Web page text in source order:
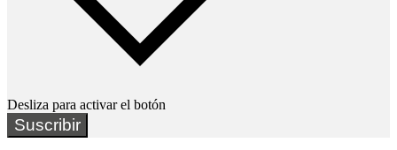
Desliza para activar el botón
Suscribir